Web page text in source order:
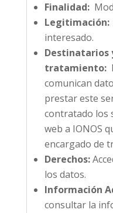
Finalidad:
Legitimación:
interesado.
Destinatarios
tratamiento:
comunican
prestar este
contratado los
web a IONOS
encargado de
Derechos:
los datos.
Información
consultar la